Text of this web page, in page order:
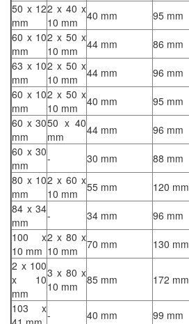
50 x 12
mm
2 x 40 x
10 mm
40 mm 95 mm
60 x 10
mm
2 x 50 x
10 mm
44 mm 86 mm
63 x 10
mm
2 x 50 x
10 mm
44 mm 96 mm
60 x 10
mm
2 x 50 x
10 mm
40 mm 95 mm
60 x 30
mm
50 x 40
mm
44 mm 96 mm
60 x 30
mm
- 30 mm 88 mm
80 x 10
mm
2 x 60 x
10 mm
55 mm 120 mm
84 x 34
mm
- 34 mm 96 mm
100 x
10 mm
2 x 80 x
10 mm
70 mm 130 mm
2 x 100
x 10
mm
3 x 80 x
10 mm
85 mm 172 mm
103 x- 40 mm 99 mm